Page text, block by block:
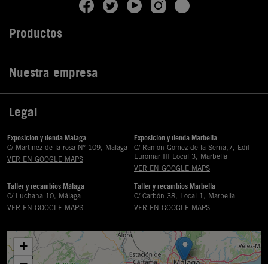
Productos
Nuestra empresa
Legal
Exposición y tienda Málaga
C/ Martinez de la rosa Nº 109, Málaga
VER EN GOOGLE MAPS
Exposición y tienda Marbella
C/ Ramón Gómez de la Serna,7, Edif
Euromar III Local 3, Marbella
VER EN GOOGLE MAPS
Taller y recambios Málaga
C/ Luchana 10, Málaga
VER EN GOOGLE MAPS
Taller y recambios Marbella
C/ Carbón 38, Local 1, Marbella
VER EN GOOGLE MAPS
+